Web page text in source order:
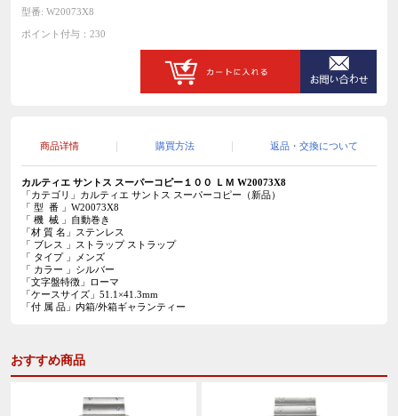
型番: W20073X8
ポイント付与：230
商品详情 購買方法 返品・交換について
カルティエ サントス スーパーコピー１００ ＬＭ W20073X8
「カテゴリ」カルティエ サントス スーパーコピー（新品）
「 型 番 」W20073X8
「 機 械 」自動巻き
「材 質 名」ステンレス
「 ブレス 」ストラップ ストラップ
「 タイプ 」メンズ
「 カラー 」シルバー
「文字盤特徴」ローマ
「ケースサイズ」51.1×41.3mm
「付 属 品」内箱/外箱ギャランティー
おすすめ商品